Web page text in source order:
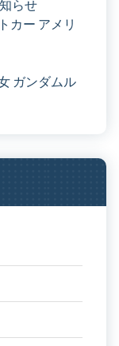
らせ
カー アメリ
ガンダムル